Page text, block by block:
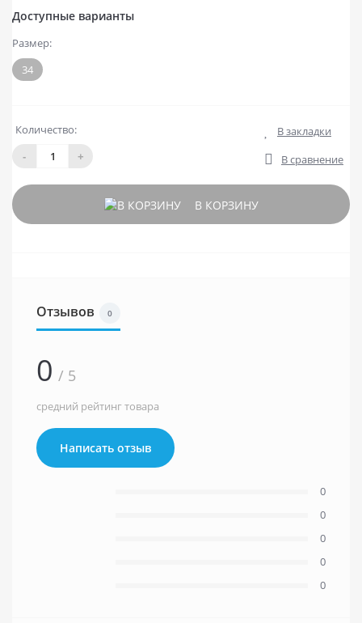
Доступные варианты
Размер:
34
Количество:
- +
В закладки
В сравнение
В КОРЗИНУ
Отзывов 0
0 / 5
средний рейтинг товара
Написать отзыв
0
0
0
0
0